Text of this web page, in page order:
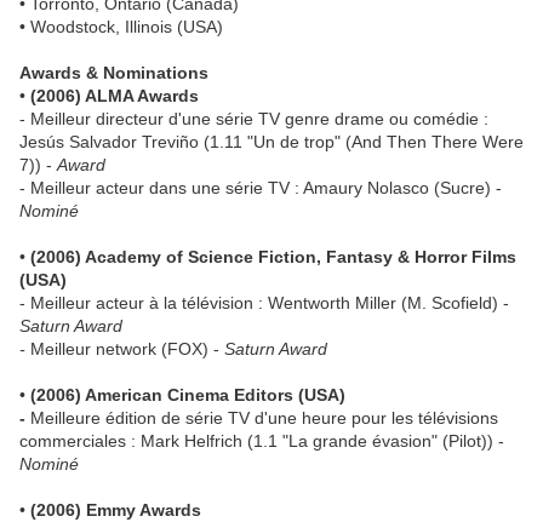
• Woodstock, Illinois (USA)
Awards & Nominations
• (2006) ALMA Awards
- Meilleur directeur d'une série TV genre drame ou comédie :
Jesús Salvador Treviño (1.11 "Un de trop" (And Then There Were
7)) - Award
- Meilleur acteur dans une série TV : Amaury Nolasco (Sucre) -
Nominé
• (2006) Academy of Science Fiction, Fantasy & Horror Films
(USA)
- Meilleur acteur à la télévision : Wentworth Miller (M. Scofield) -
Saturn Award
- Meilleur network (FOX) - Saturn Award
• (2006) American Cinema Editors (USA)
- Meilleure édition de série TV d'une heure pour les télévisions
commerciales : Mark Helfrich (1.1 "La grande évasion" (Pilot)) -
Nominé
• (2006) Emmy Awards